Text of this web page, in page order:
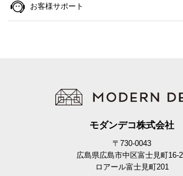
お客様サポート
モダンデコ株式会社
〒730-0043
広島県広島市中区富士見町16-
ロアール富士見町201